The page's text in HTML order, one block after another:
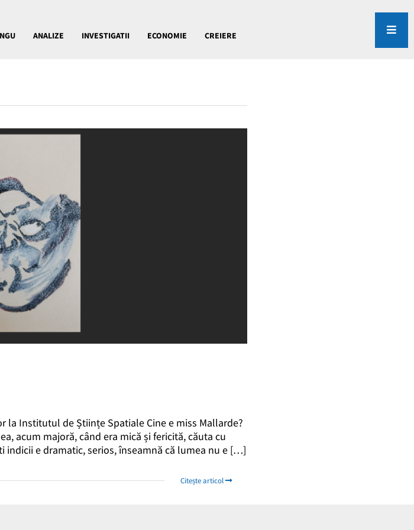
ANALIZE INVESTIGATII ECONOMIE CREIERE
la Institutul de Științe Spatiale Cine e miss Mallarde?
acum majoră, când era mică și fericită, căuta cu
indicii e dramatic, serios, înseamnă că lumea nu e […]
Citește articol